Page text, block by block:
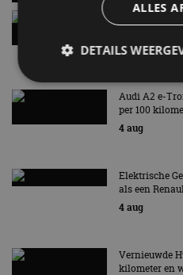
Hennessey
5 aug
Audi A2 e-
per 100
4 aug
Elektrische
als een
4 aug
Vernieuwde
kilometer en
ALLES
DETAILS
Strikt noodzakelijk
Functioneel
Strikt noodzakelijke cookies
kernfunctionaliteiten van
gebruikersaanmelding en
website kan niet goed
strikt noodzakelijke cookies.
Naam